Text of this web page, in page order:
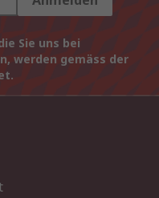
Sie uns bei
werden gemäss der